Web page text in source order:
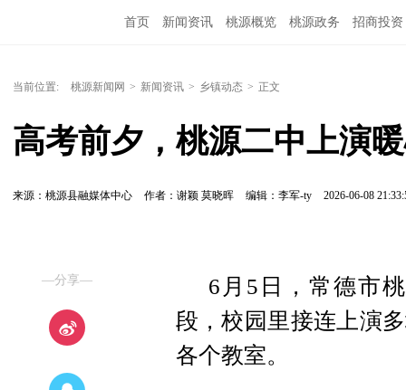
首页 新闻资讯 桃源概览 桃源政务 招商投资
当前位置: 桃源新闻网 > 新闻资讯 > 乡镇动态 > 正文
高考前夕，桃源二中上演
来源：桃源县融媒体中心 作者：谢颖 莫晓晖 编辑：李军-ty 2026-06-08
—分享—
6月5日，常德市
段，校园里接连上演
各个教室。